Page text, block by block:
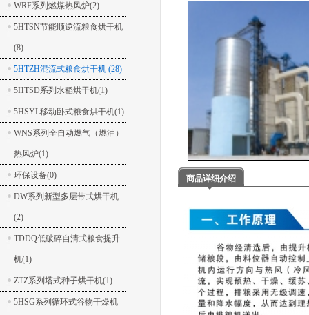
WRF系列燃煤热风炉(2)
5HTSN节能顺逆流粮食烘干机
(8)
5HTZH混流式粮食烘干机 (28)
5HTSD系列水稻烘干机(1)
5HSYL移动卧式粮食烘干机(1)
WNS系列全自动燃气（燃油）
热风炉(1)
环保设备(0)
DW系列新型多层带式烘干机
(2)
TDDQ低破碎自清式粮食提升
机(1)
ZTZ系列塔式种子烘干机(1)
5HSG系列循环式谷物干燥机
商品详细介绍